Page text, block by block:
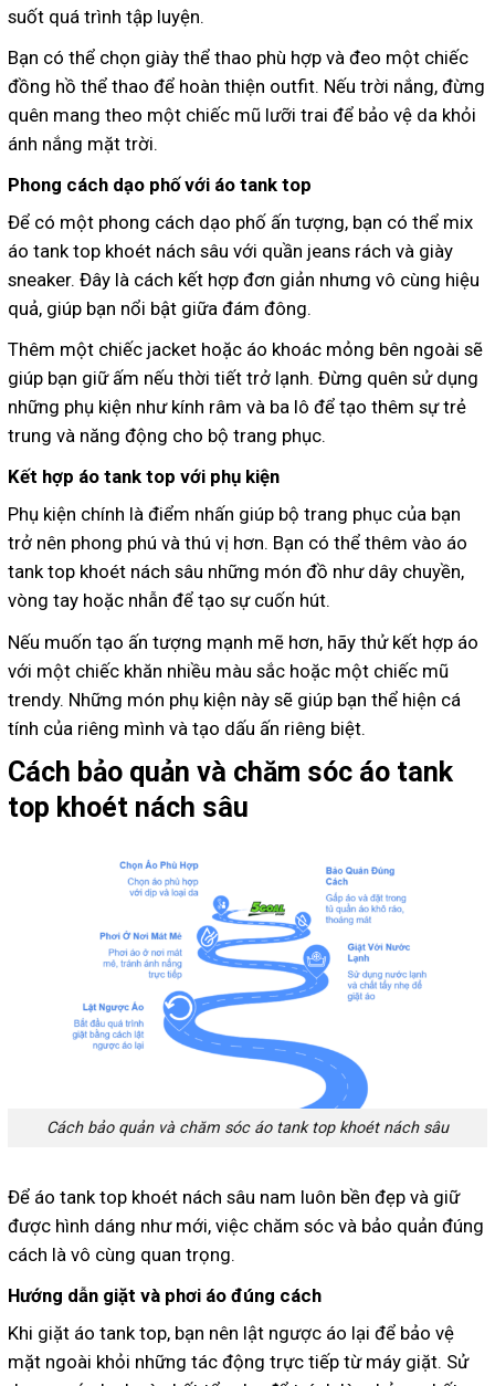
suốt quá trình tập luyện.
Bạn có thể chọn giày thể thao phù hợp và đeo một chiếc
đồng hồ thể thao để hoàn thiện outfit. Nếu trời nắng, đừng
quên mang theo một chiếc mũ lưỡi trai để bảo vệ da khỏi
ánh nắng mặt trời.
Phong cách dạo phố với áo tank top
Để có một phong cách dạo phố ấn tượng, bạn có thể mix
áo tank top khoét nách sâu với quần jeans rách và giày
sneaker. Đây là cách kết hợp đơn giản nhưng vô cùng hiệu
quả, giúp bạn nổi bật giữa đám đông.
Thêm một chiếc jacket hoặc áo khoác mỏng bên ngoài sẽ
giúp bạn giữ ấm nếu thời tiết trở lạnh. Đừng quên sử dụng
những phụ kiện như kính râm và ba lô để tạo thêm sự trẻ
trung và năng động cho bộ trang phục.
Kết hợp áo tank top với phụ kiện
Phụ kiện chính là điểm nhấn giúp bộ trang phục của bạn
trở nên phong phú và thú vị hơn. Bạn có thể thêm vào áo
tank top khoét nách sâu những món đồ như dây chuyền,
vòng tay hoặc nhẫn để tạo sự cuốn hút.
Nếu muốn tạo ấn tượng mạnh mẽ hơn, hãy thử kết hợp áo
với một chiếc khăn nhiều màu sắc hoặc một chiếc mũ
trendy. Những món phụ kiện này sẽ giúp bạn thể hiện cá
tính của riêng mình và tạo dấu ấn riêng biệt.
Cách bảo quản và chăm sóc áo tank
top khoét nách sâu
Cách bảo quản và chăm sóc áo tank top khoét nách sâu
Để áo tank top khoét nách sâu nam luôn bền đẹp và giữ
được hình dáng như mới, việc chăm sóc và bảo quản đúng
cách là vô cùng quan trọng.
Hướng dẫn giặt và phơi áo đúng cách
Khi giặt áo tank top, bạn nên lật ngược áo lại để bảo vệ
mặt ngoài khỏi những tác động trực tiếp từ máy giặt. Sử